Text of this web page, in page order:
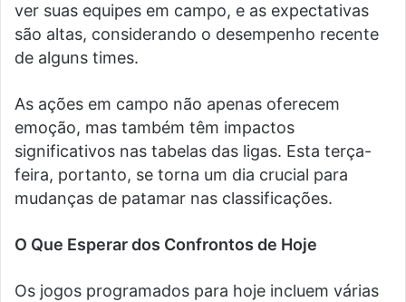
ver suas equipes em campo, e as expectativas
são altas, considerando o desempenho recente
de alguns times.
As ações em campo não apenas oferecem
emoção, mas também têm impactos
significativos nas tabelas das ligas. Esta terça-
feira, portanto, se torna um dia crucial para
mudanças de patamar nas classificações.
O Que Esperar dos Confrontos de Hoje
Os jogos programados para hoje incluem várias